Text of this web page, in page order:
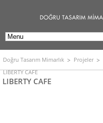
Doğru Tasarım Mimarlık Projeler
LIBERTY CAFE
LIBERTY CAFE